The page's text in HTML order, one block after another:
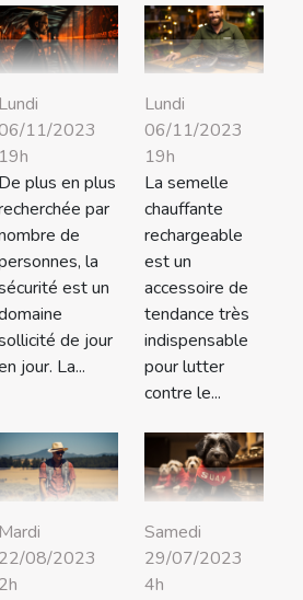
Lundi
11/2023
19h
De plus en plus
par
de
la
est un
de jour
jour. La...
Lundi
06/11/2023
19h
La semelle
chauffante
rechargeable
est un
accessoire de
tendance très
indispensable
pour lutter
contre le...
Mardi
22/08/2023
2h
Samedi
29/07/2023
4h